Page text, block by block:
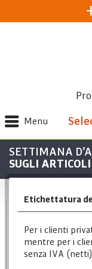
Menu
SETTIMANA
SUGLI
Salvai tuoi
Etichettatura
Per i clienti
mentre per i
senza IVA